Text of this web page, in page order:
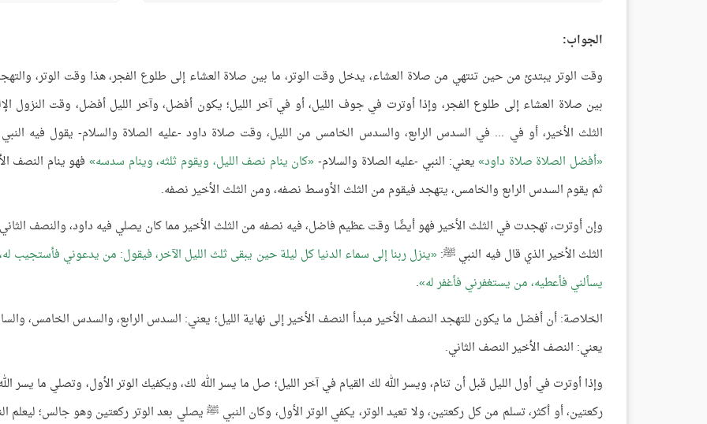
الجواب:
وقت الوتر يبتدئ من حين تنتهي من صلاة العشاء، يدخل وقت الوتر، ما بين صلاة العشاء إلى طلوع الفجر، هذا وقت الوتر،
بين صلاة العشاء إلى طلوع الفجر، وإذا أوترت في جوف الليل، أو في آخر الليل؛ يكون أفضل، وآخر الليل أفضل، وقت النزول
الثلث الأخير، أو في ... في السدس الرابع، والسدس الخامس من الليل، وقت صلاة داود -عليه الصلاة والسلام- يقول فيه
أفضل الصلاة صلاة داود يعني: النبي -عليه الصلاة والسلام- كان ينام نصف الليل، ويقوم ثلثه، وينام سدسه فهو ينام النصف
ثم يقوم السدس الرابع والخامس، يتهجد فيقوم من الثلث الأوسط نصفه، ومن الثلث الأخير نصفه.
وإن أوترت، تهجدت في الثلث الأخير فهو أيضًا وقت عظيم فاضل، فيه نصفه من الثلث الأخير مما كان يصلي فيه داود، والنصف
الثلث الأخير الذي قال فيه النبي ﷺ: ينزل ربنا إلى سماء الدنيا كل ليلة حين يبقى ثلث الليل الآخر، فيقول: من يدعوني فأستجيب
يسألني فأعطيه، من يستغفرني فأغفر له .
الخلاصة: أن أفضل ما يكون للتهجد النصف الأخير مبدأ النصف الأخير إلى نهاية الليل؛ يعني: السدس الرابع، والسدس الخامس،
يعني: النصف الأخير النصف الثاني.
وإذا أوترت في أول الليل قبل أن تنام، ويسر الله لك القيام في آخر الليل؛ صل ما يسر الله لك، ويكفيك الوتر الأول، وتصلي ما يسر
ركعتين، أو أكثر، تسلم من كل ركعتين، ولا تعيد الوتر، يكفي الوتر الأول، وكان النبي ﷺ يصلي بعد الوتر ركعتين وهو جالس؛ ليعلم